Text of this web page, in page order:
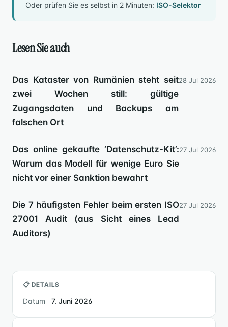
Oder prüfen Sie es selbst in 2 Minuten: ISO-Selektor
Lesen Sie auch
Das Kataster von Rumänien steht seit
zwei Wochen still: gültige
Zugangsdaten und Backups am
falschen Ort
28 Jul 2026
Das online gekaufte ‘Datenschutz-Kit’:
Warum das Modell für wenige Euro Sie
nicht vor einer Sanktion bewahrt
27 Jul 2026
Die 7 häufigsten Fehler beim ersten ISO
27001 Audit (aus Sicht eines Lead
Auditors)
27 Jul 2026
📋 DETAILS
Datum 7. Juni 2026